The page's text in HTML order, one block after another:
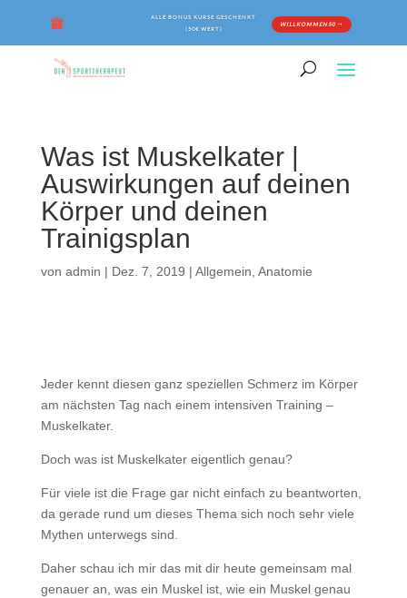
ALLE BONUS KURSE GESCHENKT
(50€ WERT)
WILLKOMMEN50
Was ist Muskelkater |
Auswirkungen auf deinen
Körper und deinen
Trainigsplan
von admin | Dez. 7, 2019 | Allgemein, Anatomie
Jeder kennt diesen ganz speziellen Schmerz im Körper
am nächsten Tag nach einem intensiven Training –
Muskelkater.
Doch was ist Muskelkater eigentlich genau?
Für viele ist die Frage gar nicht einfach zu beantworten,
da gerade rund um dieses Thema sich noch sehr viele
Mythen unterwegs sind.
Daher schau ich mir das mit dir heute gemeinsam mal
genauer an, was ein Muskel ist, wie ein Muskel genau